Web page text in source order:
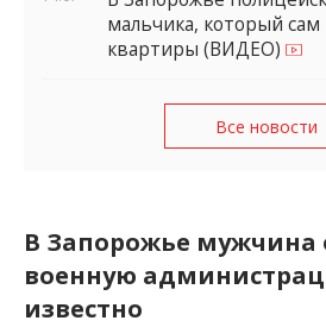
мальчика, который
квартиры (ВИДЕО)
Все новости
В Запорожье мужчина
военную
известно